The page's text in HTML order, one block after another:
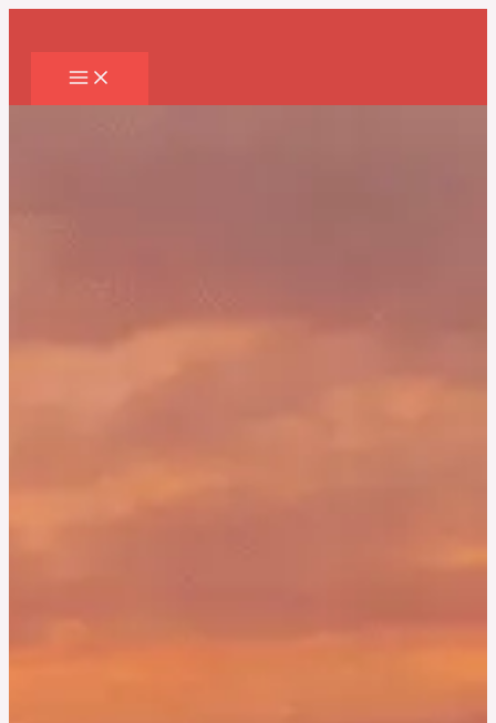
Перейти
содержимому